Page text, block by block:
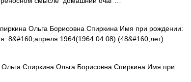
Ольга Борисовна Спиркина Имя при рождении:
8&#160;апреля 1964(1964 04 08) (48&#160;лет) …
Спиркина Ольга Борисовна Спиркина Имя при